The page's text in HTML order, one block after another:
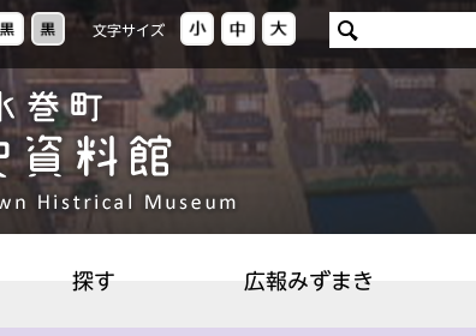
文字サイズ
サイト
探す 広報みずまき